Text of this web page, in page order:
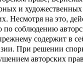
и
Несмотря на это,
по соблюдению
содержит в
При решении
авторских